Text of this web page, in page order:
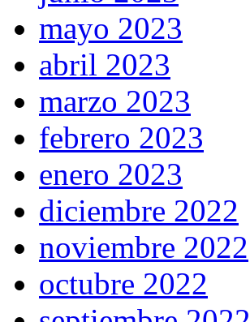
mayo 2023
abril 2023
marzo 2023
febrero 2023
enero 2023
diciembre 2022
noviembre 2022
octubre 2022